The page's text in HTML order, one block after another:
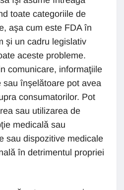
toate categoriile de
aşa cum este FDA în
şi un cadru legislativ
aceste probleme.
comunicare, informaţiile
sau înşelătoare pot avea
consumatorilor. Pot
sau utilizarea de
medicală sau
sau dispozitive medicale
în detrimentul propriei